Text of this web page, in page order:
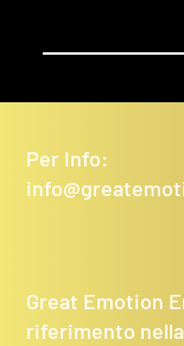
Per Info:
Great Emotion
riferimento